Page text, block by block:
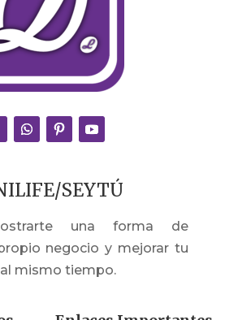
SEYTÚ
una forma de
negocio y mejorar tu
mismo tiempo.